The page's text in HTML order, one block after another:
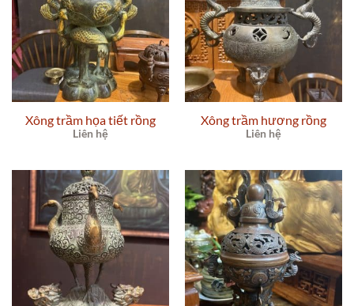
Xông trầm họa tiết rồng
Liên hệ
Xông trầm hương rồng
Liên hệ